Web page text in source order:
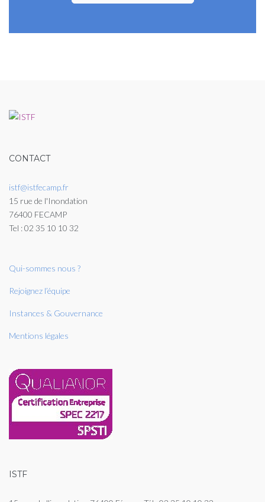
CONTACT
istf@istfecamp.fr
15 rue de l'Inondation
76400 FECAMP
Tel : 02 35 10 10 32
Qui-sommes nous ?
Rejoignez l’équipe
Instances & Gouvernance
Mentions légales
ISTF